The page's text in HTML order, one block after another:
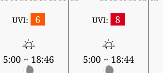
UVI: 6
5:00 ~ 18:46
UVI: 8
5:00 ~ 18:44